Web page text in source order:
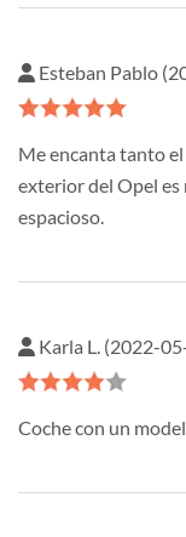
Esteban Pablo
Me encanta tanto
exterior del Opel
espacioso.
Karla L. (2022-
Coche con un